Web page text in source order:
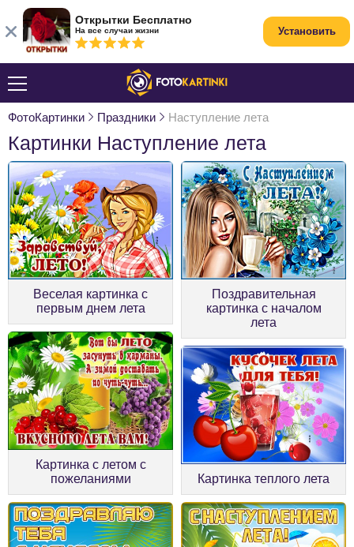
ФотоКартинки Праздники Наступление лета
Картинки Наступление лета
Веселая картинка с
первым днем лета
Поздравительная
картинка с началом
лета
Картинка с летом с
пожеланиями
Картинка теплого лета
Открытки Бесплатно
На все случаи жизни Установить